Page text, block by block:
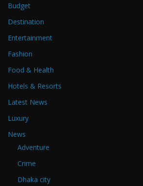
Budget
Destination
Entertainment
Fashion
Food & Health
Hotels & Resorts
Latest News
Luxury
News
Adventure
Crime
Dhaka city